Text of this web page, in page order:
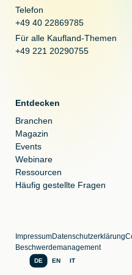
Telefon
+49 40 22869785
Für alle Kaufland-Themen
+49 221 20290755
Entdecken
Branchen
Magazin
Events
Webinare
Ressourcen
Häufig gestellte Fragen
DE EN IT
ImpressumDatenschutzerklärung
Beschwerdemanagement